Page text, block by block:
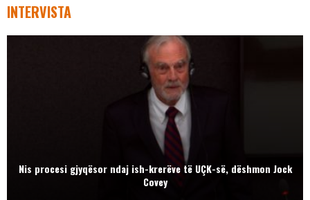
INTERVISTA
Nis procesi gjyqësor ndaj ish-krerëve të UÇK-së, dëshmon Jock
Covey